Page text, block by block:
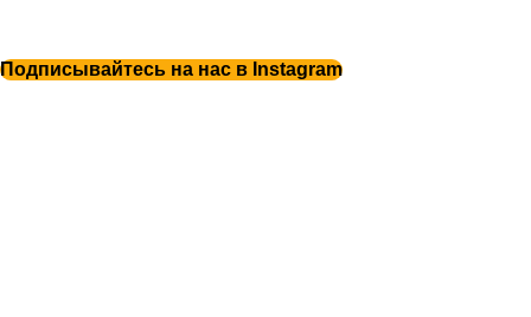
Подписывайтесь на нас в Instagram